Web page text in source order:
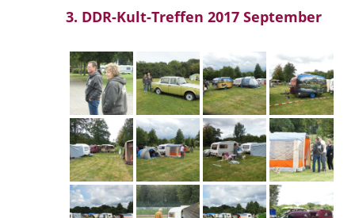
3. DDR-Kult-Treffen 2017 September